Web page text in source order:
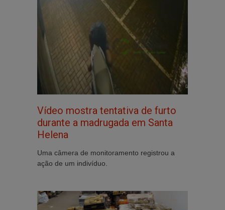
Vídeo mostra tentativa de furto
durante a madrugada em Santa
Helena
Uma câmera de monitoramento registrou a
ação de um indivíduo.